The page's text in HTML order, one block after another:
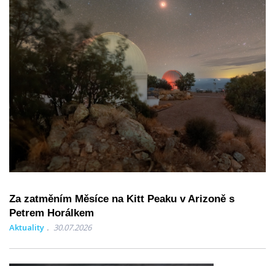
Za zatměním Měsíce na Kitt Peaku v Arizoně s
Petrem Horálkem
Aktuality 30.07.2026